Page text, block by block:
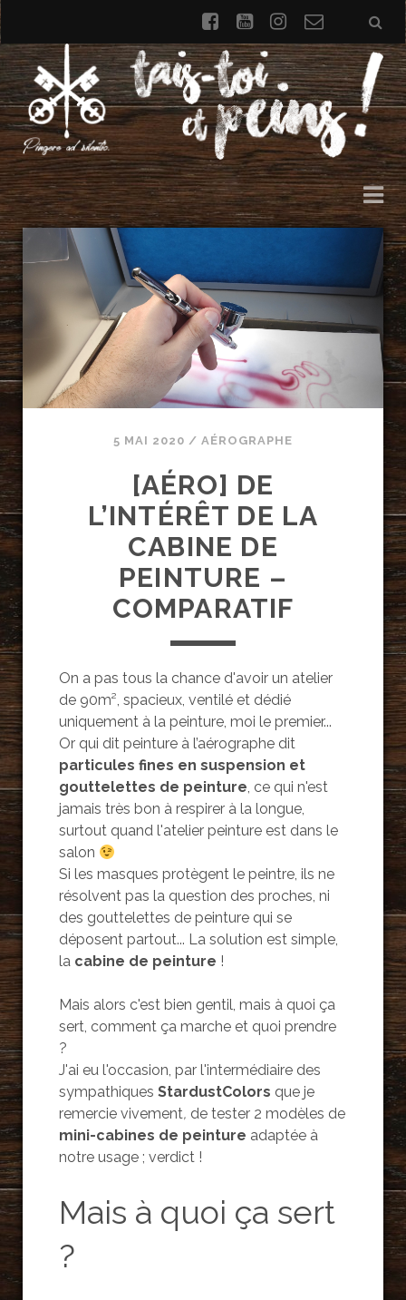
facebookyoutubeinstagram
de
contact
5 MAI 2020 /AÉROGRAPHE
[AÉRO] DE
L’INTÉRÊT DE LA
CABINE DE
PEINTURE –
COMPARATIF
On a pas tous la chance d'avoir un atelier
de 90m², spacieux, ventilé et dédié
uniquement à la peinture, moi le premier...
Or qui dit peinture à l’aérographe dit
particules fines en suspension et
gouttelettes de peinture, ce qui n'est
jamais très bon à respirer à la longue,
surtout quand l'atelier peinture est dans le
salon
Si les masques protègent le peintre, ils ne
résolvent pas la question des proches, ni
des gouttelettes de peinture qui se
déposent partout... La solution est simple,
la cabine de peinture !
Mais alors c'est bien gentil, mais à quoi ça
sert, comment ça marche et quoi prendre
?
J'ai eu l'occasion, par l'intermédiaire des
sympathiques StardustColors que je
remercie vivement, de tester 2 modèles de
mini-cabines de peinture adaptée à
notre usage ; verdict !
Mais à quoi ça sert
?